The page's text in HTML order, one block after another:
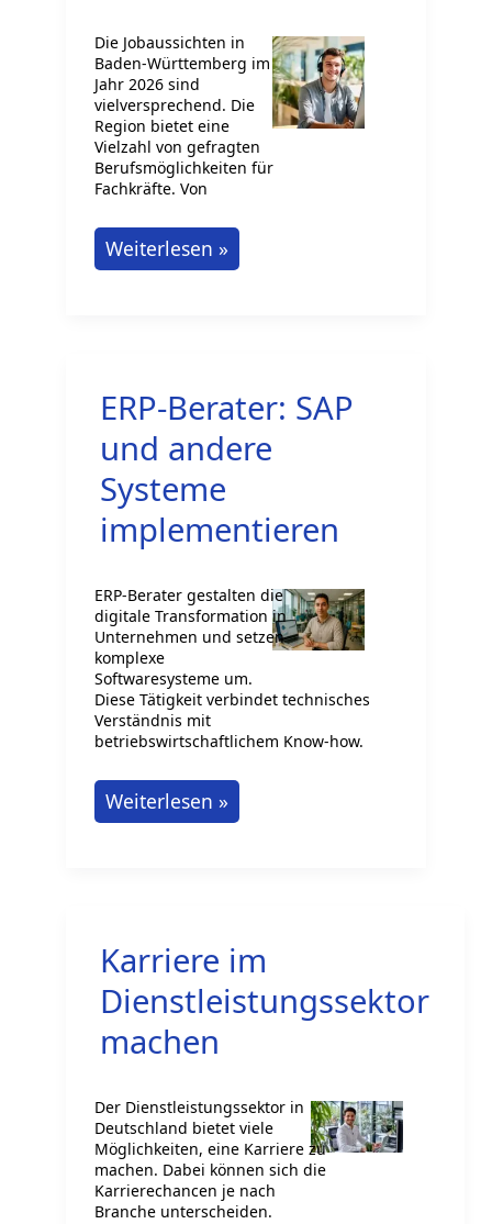
Die Jobaussichten in
Baden-Württemberg im
Jahr 2026 sind
vielversprechend. Die
Region bietet eine
Vielzahl von gefragten
Berufsmöglichkeiten für
Fachkräfte. Von
Gefragte
Jobs
2026
Weiterlesen »
ERP-Berater: SAP
und andere
Systeme
implementieren
ERP-Berater gestalten die
digitale Transformation in
Unternehmen und setzen
komplexe
Softwaresysteme um.
Diese Tätigkeit verbindet technisches
Verständnis mit
betriebswirtschaftlichem Know-how.
ERP-
Berater:
Systeme
implementieren
Weiterlesen »
Karriere im
Dienstleistungssektor
machen
Der Dienstleistungssektor in
Deutschland bietet viele
Möglichkeiten, eine Karriere zu
machen. Dabei können sich die
Karrierechancen je nach
Branche unterscheiden.